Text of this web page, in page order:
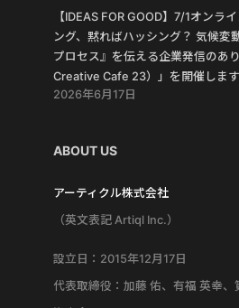
【IDEAS FOR GOOD】7/1オンラ
ング、黙ればハッシング？ 気候変
プロセス』を伝える企業発信のあ
Creative Cafe 23）」を開催します
2026年6月17日
ABOUT US
アーティクル株式会社
（英文表記 Artiql Inc.）
設立日：2015年12月17日
代表取締役：加藤 佑、有福 英幸、